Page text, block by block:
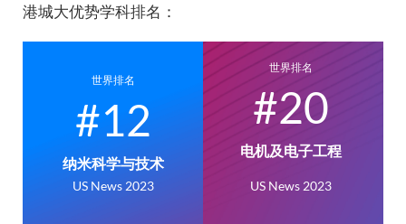
港城大优势学科排名：
世界排名
#12
纳米科学与技术
US News 2023
世界排名
#20
电机及电子工程
US News 2023